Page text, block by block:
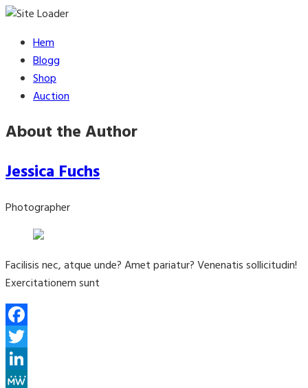
Skip
content
Hem
Blogg
Shop
Auction
About the Author
Jessica Fuchs
Photographer
Facilisis nec, atque unde? Amet pariatur? Venenatis sollicitudin!
Exercitationem sunt
Facebook
Twitter
LinkedIn